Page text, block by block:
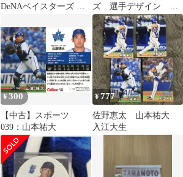
DeNAベイスターズ 山
ーチェーン
ズ 選手デザイン ス
タジアムシートクッシ
ョン 山本祐大
¥300
【中古】スポーツ
039：山本祐大
¥777
佐野恵太 山本祐大
入江大生